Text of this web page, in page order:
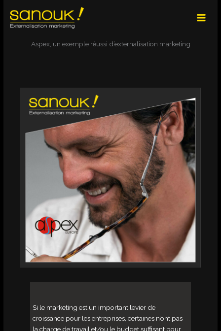
contenu
Aspex, un exemple réussi d’externalisation marketing
Si le marketing est un important levier de
croissance pour les entreprises, certaines n’ont pas
la charge de travail et/ou le budget suffisant pour